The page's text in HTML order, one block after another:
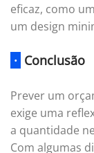
eficaz, como
um design
· Conclusão
Prever um
exige uma
a quantidade
Com algumas